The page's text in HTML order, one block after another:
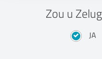
Zou u
JA